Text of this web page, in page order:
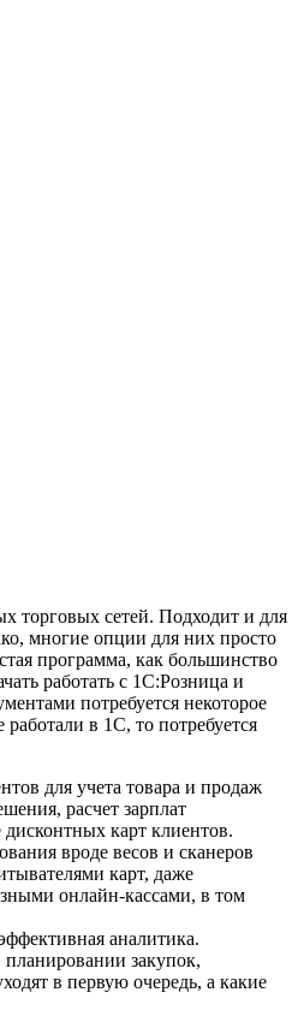
торговых сетей. Подходит и для
многие опции для них просто
программа, как большинство
работать с 1С:Розница и
потребуется некоторое
в 1С, то потребуется
для учета товара и продаж
расчет зарплат
карт клиентов.
вроде весов и сканеров
карт, даже
онлайн-кассами, в том
аналитика.
закупок,
в первую очередь, а какие